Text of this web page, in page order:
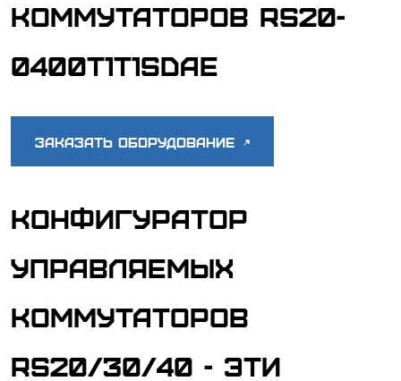
коммутаторов RS20-
0400T1T1SDAE
Заказать оборудование
Конфигуратор
управляемых
коммутаторов
RS20/30/40 - Эти